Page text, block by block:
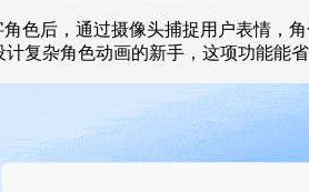
色后，通过摄像头捕捉用户表情，
复杂角色动画的新手，这项功能能省